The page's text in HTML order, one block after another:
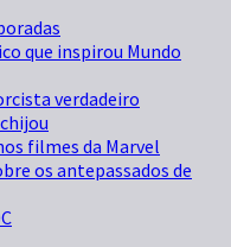
que inspirou Mundo
verdadeiro
filmes da Marvel
os antepassados de